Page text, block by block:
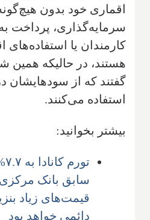
اقماری خود بدون
سرمایه‌گذاری، پرداخت
کارمندان یا استفاده‌های
هستند، در حالیکه
گفتند که از سودهایشان
استفاده می‌کنند.
بیشتر بخوانید:
سابق بانک مرکزی
قیمت‌های زیاد
دائمی خواهد بود